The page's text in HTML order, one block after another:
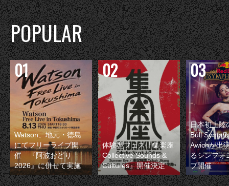
POPULAR
Watson、地元・徳島
にてフリーライブ開
催 『阿波おどり
2026』に併せて実施
体験型フェス『集楽座
Collective Sounds &
Cultures』開催決定
日本初上陸
Bull
Awichが出
るシンフォ
ブ開催